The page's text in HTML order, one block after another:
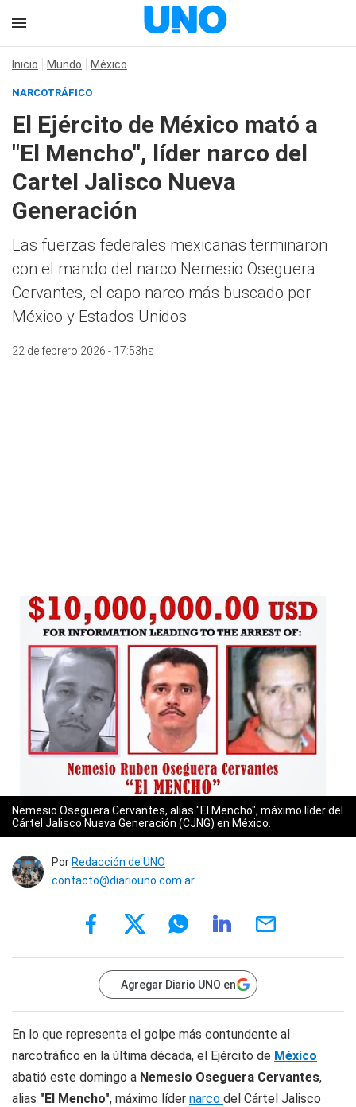
Inicio Mundo México
NARCOTRÁFICO
El Ejército de México mató a
"El Mencho", líder narco del
Cartel Jalisco Nueva
Generación
Las fuerzas federales mexicanas terminaron
con el mando del narco Nemesio Oseguera
Cervantes, el capo narco más buscado por
México y Estados Unidos
22 de febrero 2026 - 17:53hs
Nemesio Oseguera Cervantes, alias "El Mencho", máximo líder del
Cártel Jalisco Nueva Generación (CJNG) en México.
Por Redacción de UNO
contacto@diariouno.com.ar
Agregar Diario UNO en
En lo que representa el golpe más contundente al
narcotráfico en la última década, el Ejército de México
abatió este domingo a Nemesio Oseguera Cervantes,
alias "El Mencho", máximo líder narco del Cártel Jalisco